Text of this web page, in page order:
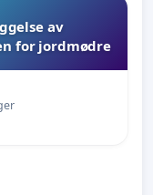
av
for jordmødre